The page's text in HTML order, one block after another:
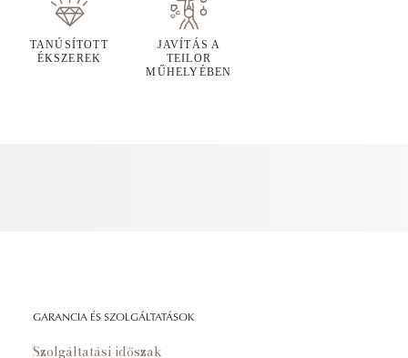
TANÚSÍTOTT
ÉKSZEREK
JAVÍTÁS A
TEILOR
MŰHELYÉBEN
GARANCIA ÉS SZOLGÁLTATÁSOK
Szolgáltatási időszak